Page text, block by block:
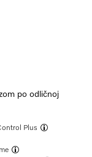
po odličnoj
Plus